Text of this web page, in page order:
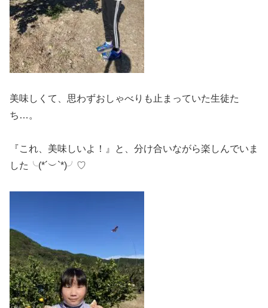
美味しくて、思わずおしゃべりも止まっていた生徒た
ち…。
『これ、美味しいよ！』と、分け合いながら楽しんでいま
した╰(*´︶`*)╯♡